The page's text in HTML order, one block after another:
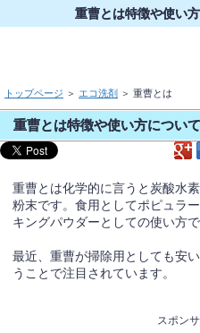
重曹とは特徴や使い
トップページ ＞ エコ洗剤 ＞ 重曹とは
重曹とは特徴や使い方につい
重曹とは化学的に言うと炭酸水
粉末です。食用としてポピュラ
キングパウダーとしての使い方で
最近、重曹が掃除用としても安
うことで注目されています。
スポン